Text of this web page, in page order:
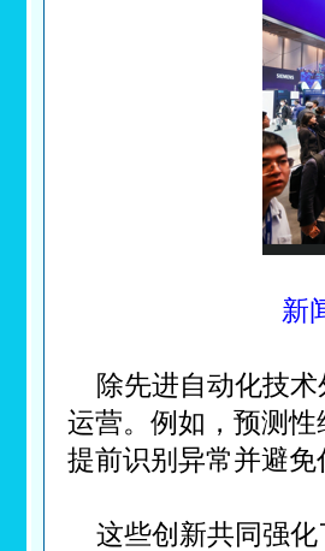
新
除先进自动化技术
运营。例如，预测
提前识别异常并避
这些创新共同强化